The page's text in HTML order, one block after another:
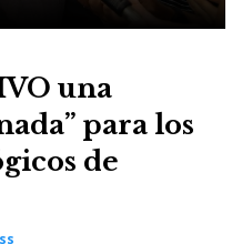
una
para los
de